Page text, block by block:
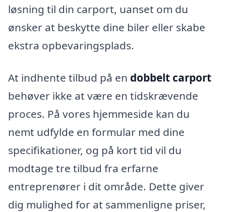
løsning til din carport, uanset om du
ønsker at beskytte dine biler eller skabe
ekstra opbevaringsplads.
At indhente tilbud på en dobbelt carport
behøver ikke at være en tidskrævende
proces. På vores hjemmeside kan du
nemt udfylde en formular med dine
specifikationer, og på kort tid vil du
modtage tre tilbud fra erfarne
entreprenører i dit område. Dette giver
dig mulighed for at sammenligne priser,